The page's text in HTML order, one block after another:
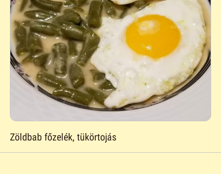
Zöldbab főzelék, tükörtojás